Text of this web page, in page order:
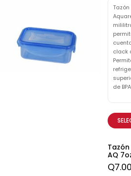
clack
de
AQ
Q7.00